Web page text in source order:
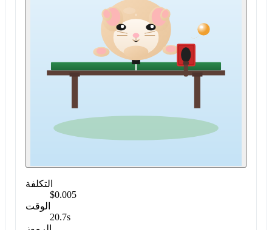
التكلفة
$0.005
الوقت
20.7s